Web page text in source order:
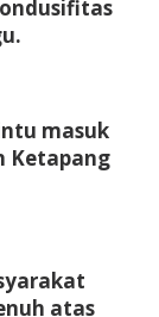
masuk
Ketapang
atas